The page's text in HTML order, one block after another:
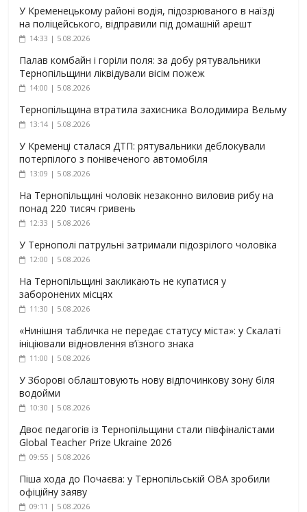
У Кременецькому районі водія, підозрюваного в наїзді
на поліцейського, відправили під домашній арешт
14:33 | 5.08.2026
Палав комбайн і горіли поля: за добу рятувальники
Тернопільщини ліквідували вісім пожеж
14:00 | 5.08.2026
Тернопільщина втратила захисника Володимира Вельму
13:14 | 5.08.2026
У Кременці сталася ДТП: рятувальники деблокували
потерпілого з понівеченого автомобіля
13:09 | 5.08.2026
На Тернопільщині чоловік незаконно виловив рибу на
понад 220 тисяч гривень
12:33 | 5.08.2026
У Тернополі патрульні затримали підозрілого чоловіка
12:00 | 5.08.2026
На Тернопільщині закликають не купатися у
заборонених місцях
11:30 | 5.08.2026
«Нинішня табличка не передає статусу міста»: у Скалаті
ініціювали відновлення в’їзного знака
11:00 | 5.08.2026
У Зборові облаштовують нову відпочинкову зону біля
водойми
10:30 | 5.08.2026
Двоє педагогів із Тернопільщини стали півфіналістами
Global Teacher Prize Ukraine 2026
09:55 | 5.08.2026
Піша хода до Почаєва: у Тернопільській ОВА зробили
офіційну заяву
09:11 | 5.08.2026